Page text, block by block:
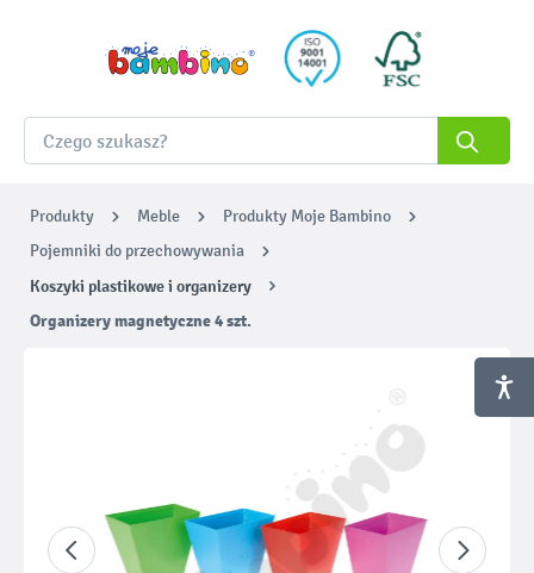
Produkty Meble
Produkty Moje Bambino
Pojemniki do przechowywania
Koszyki plastikowe i organizery
Organizery magnetyczne 4 szt.